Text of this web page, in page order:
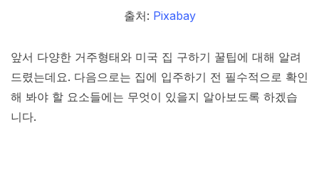
출처: Pixabay
앞서 다양한 거주형태와 미국 집 구하기 꿀팁에 대해 알려
드렸는데요. 다음으로는 집에 입주하기 전 필수적으로 확인
해 봐야 할 요소들에는 무엇이 있을지 알아보도록 하겠습
니다.